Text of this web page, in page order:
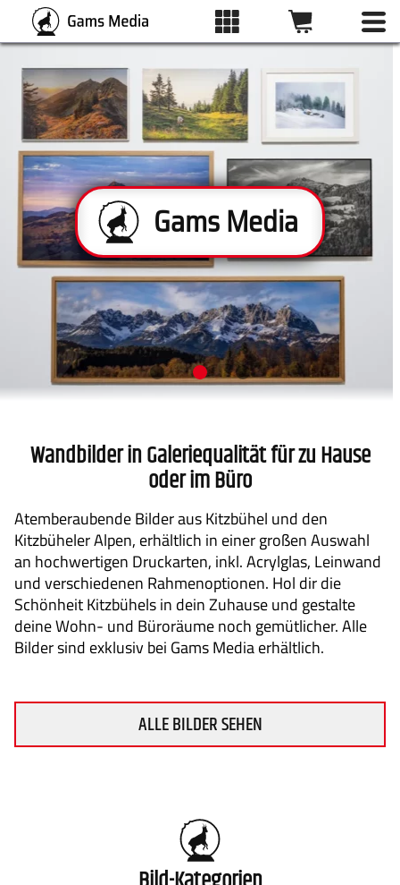
ALLE BILDER
KATEGORIEN
WUNSCHLISTE
ÜBER UNS
WARENKORB
Gams Media
Wandbilder in Galeriequalität für zu Hause
oder im Büro
Atemberaubende Bilder aus Kitzbühel und den
Kitzbüheler Alpen, erhältlich in einer großen Auswahl
an hochwertigen Druckarten, inkl. Acrylglas, Leinwand
und verschiedenen Rahmenoptionen. Hol dir die
Schönheit Kitzbühels in dein Zuhause und gestalte
deine Wohn- und Büroräume noch gemütlicher. Alle
Bilder sind exklusiv bei Gams Media erhältlich.
ALLE BILDER SEHEN